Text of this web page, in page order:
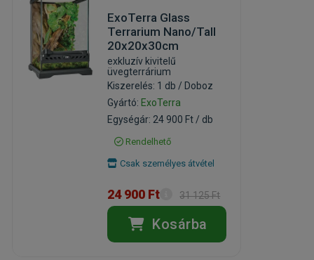
ExoTerra Glass
Terrarium Nano/Tall
20x20x30cm
exkluzív kivitelű
üvegterrárium
Kiszerelés: 1 db / Doboz
Gyártó: ExoTerra
Egységár: 24 900 Ft / db
Rendelhető
Csak személyes átvétel
24 900 Ft 31 125 Ft
Kosárba